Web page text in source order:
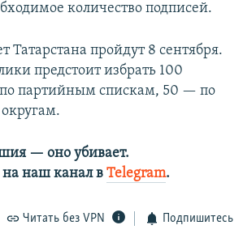
количество подписей.
Татарстана пройдут 8 сентября.
предстоит избрать 100
партийным спискам, 50 — по
— оно убивает.​
наш канал в Telegram.
Читать без VPN Подпишитесь